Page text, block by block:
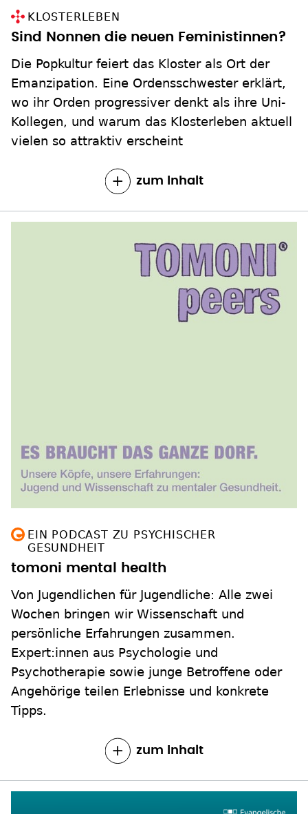
KLOSTERLEBEN
Sind Nonnen die neuen Feministinnen?
Die Popkultur feiert das Kloster als Ort der
Emanzipation. Eine Ordensschwester erklärt,
wo ihr Orden progressiver denkt als ihre Uni-
Kollegen, und warum das Klosterleben aktuell
vielen so attraktiv erscheint
zum Inhalt
EIN PODCAST ZU PSYCHISCHER
GESUNDHEIT
tomoni mental health
Von Jugendlichen für Jugendliche: Alle zwei
Wochen bringen wir Wissenschaft und
persönliche Erfahrungen zusammen.
Expert:innen aus Psychologie und
Psychotherapie sowie junge Betroffene oder
Angehörige teilen Erlebnisse und konkrete
Tipps.
zum Inhalt